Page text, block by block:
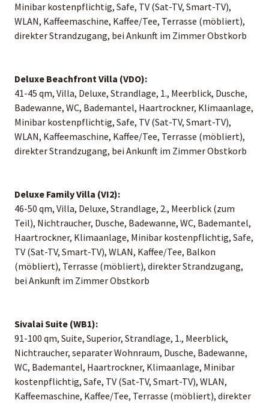
Minibar kostenpflichtig, Safe, TV (Sat-TV, Smart-TV),
WLAN, Kaffeemaschine, Kaffee/Tee, Terrasse (möbliert),
direkter Strandzugang, bei Ankunft im Zimmer Obstkorb
Deluxe Beachfront Villa (VDO):
41-45 qm, Villa, Deluxe, Strandlage, 1., Meerblick, Dusche,
Badewanne, WC, Bademantel, Haartrockner, Klimaanlage,
Minibar kostenpflichtig, Safe, TV (Sat-TV, Smart-TV),
WLAN, Kaffeemaschine, Kaffee/Tee, Terrasse (möbliert),
direkter Strandzugang, bei Ankunft im Zimmer Obstkorb
Deluxe Family Villa (VI2):
46-50 qm, Villa, Deluxe, Strandlage, 2., Meerblick (zum
Teil), Nichtraucher, Dusche, Badewanne, WC, Bademantel,
Haartrockner, Klimaanlage, Minibar kostenpflichtig, Safe,
TV (Sat-TV, Smart-TV), WLAN, Kaffee/Tee, Balkon
(möbliert), Terrasse (möbliert), direkter Strandzugang,
bei Ankunft im Zimmer Obstkorb
Sivalai Suite (WB1):
91-100 qm, Suite, Superior, Strandlage, 1., Meerblick,
Nichtraucher, separater Wohnraum, Dusche, Badewanne,
WC, Bademantel, Haartrockner, Klimaanlage, Minibar
kostenpflichtig, Safe, TV (Sat-TV, Smart-TV), WLAN,
Kaffeemaschine, Kaffee/Tee, Terrasse (möbliert), direkter